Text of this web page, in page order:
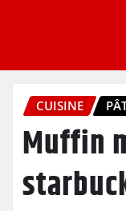
CUISINE
Muffin